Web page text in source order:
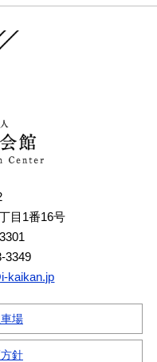
目1番16号
3301
3349
kaikan.jp
場
針